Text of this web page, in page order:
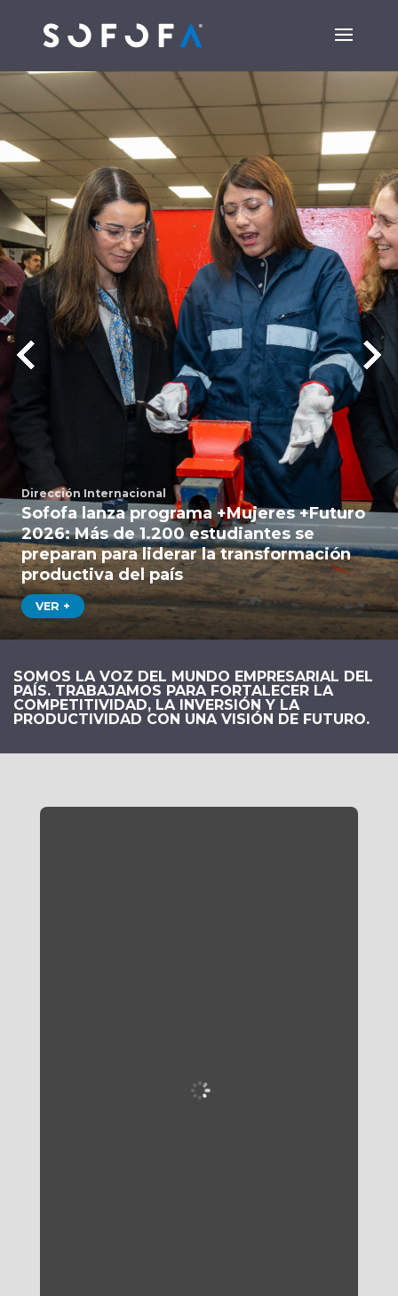
Dirección Internacional
Sofofa lanza programa +Mujeres +Futuro
2026: Más de 1.200 estudiantes se
preparan para liderar la transformación
productiva del país
VER +
SOMOS LA VOZ DEL MUNDO EMPRESARIAL DEL
PAÍS. TRABAJAMOS PARA FORTALECER LA
COMPETITIVIDAD, LA INVERSIÓN Y LA
PRODUCTIVIDAD CON UNA VISIÓN DE FUTURO.